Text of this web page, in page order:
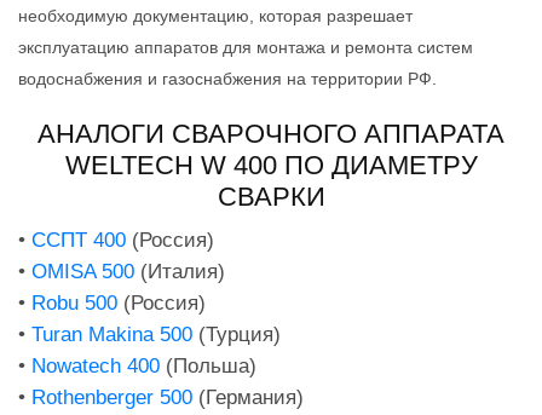
необходимую документацию, которая разрешает
эксплуатацию аппаратов для монтажа и ремонта систем
водоснабжения и газоснабжения на территории РФ.
АНАЛОГИ СВАРОЧНОГО АППАРАТА
WELTECH W 400 ПО ДИАМЕТРУ
СВАРКИ
• ССПТ 400 (Россия)
• OMISA 500 (Италия)
• Robu 500 (Россия)
• Turan Makina 500 (Турция)
• Nowatech 400 (Польша)
• Rothenberger 500 (Германия)